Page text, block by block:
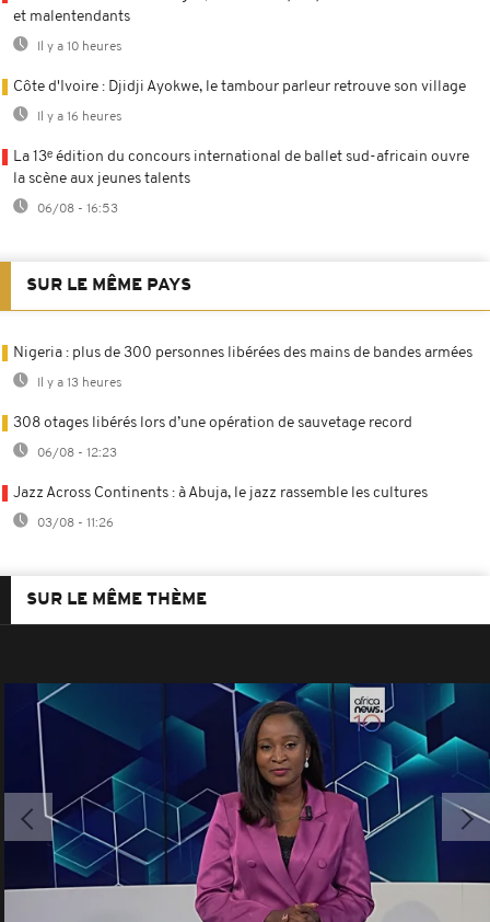
et malentendants
Il y a 10 heures
Côte d'Ivoire : Djidji Ayokwe, le tambour parleur retrouve son village
Il y a 16 heures
La 13ᵉ édition du concours international de ballet sud-africain ouvre
la scène aux jeunes talents
06/08 - 16:53
SUR LE MÊME PAYS
Nigeria : plus de 300 personnes libérées des mains de bandes armées
Il y a 13 heures
308 otages libérés lors d’une opération de sauvetage record
06/08 - 12:23
Jazz Across Continents : à Abuja, le jazz rassemble les cultures
03/08 - 11:26
SUR LE MÊME THÈME